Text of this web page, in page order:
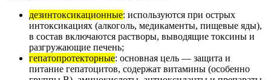
дезинтоксикационные: используются при острых
интоксикациях (алкоголь, медикаменты, пищевые яды),
в состав включаются растворы, выводящие токсины и
разгружающие печень;
гепатопротекторные: основная цель — защита и
питание гепатоцитов, содержат витамины (особенно